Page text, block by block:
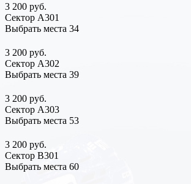
3 200 руб.
Сектор А301
Выбрать места 34
3 200 руб.
Сектор А302
Выбрать места 39
3 200 руб.
Сектор А303
Выбрать места 53
3 200 руб.
Сектор В301
Выбрать места 60